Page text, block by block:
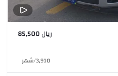
ريال 85,500
3,910
/شهر